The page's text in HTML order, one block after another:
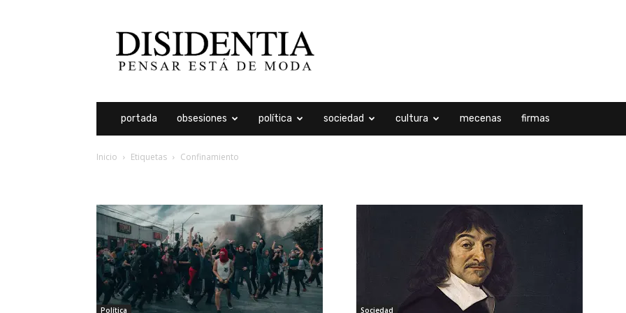
portada obsesiones política sociedad cultura mecenas firmas
Inicio Etiquetas Confinamiento
Política Sociedad